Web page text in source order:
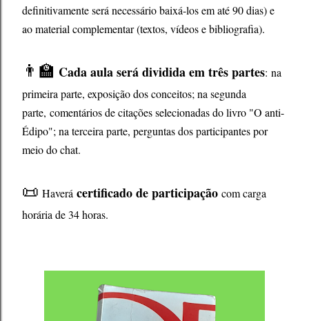
definitivamente será necessário baixá-los em até 90 dias) e
ao material complementar (textos, vídeos e bibliografia).
👨‍🏫 Cada aula será dividida em três partes: na
primeira parte, exposição dos conceitos; na segunda
parte, comentários de citações selecionadas do livro "O anti-
Édipo"; na terceira parte, perguntas dos participantes por
meio do chat.
📜 Haverá certificado de participação com carga
horária de 34 horas.